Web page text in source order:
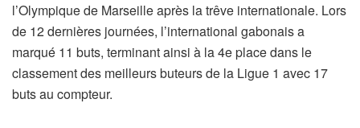
l’Olympique de Marseille après la trêve internationale. Lors
de 12 dernières journées, l’international gabonais a
marqué 11 buts, terminant ainsi à la 4e place dans le
classement des meilleurs buteurs de la Ligue 1 avec 17
buts au compteur.